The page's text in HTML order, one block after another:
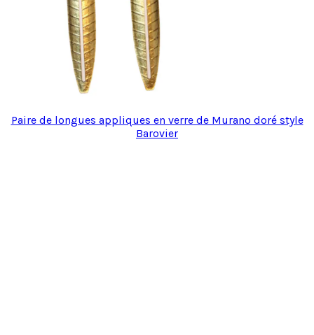
Paire de longues appliques en verre de Murano doré style
Barovier